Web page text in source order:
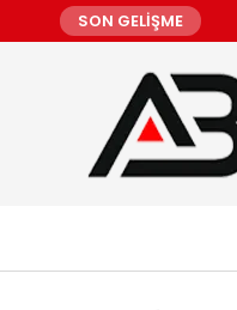
SON GELİŞME